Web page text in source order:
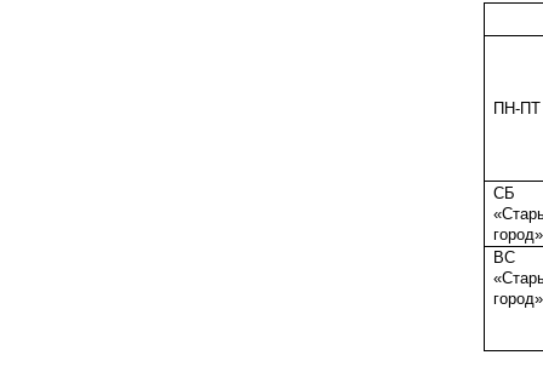
ПН-ПТ
СБ
город»
ВС
город»